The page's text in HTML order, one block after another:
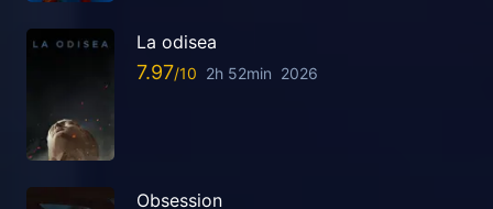
La odisea
7.97 2h 52min 2026
Obsession